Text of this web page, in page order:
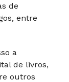
de
entre
a
de livros,
outros